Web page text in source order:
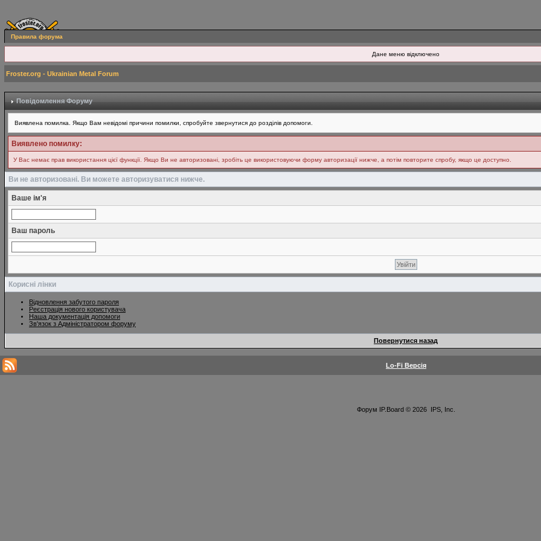
Правила форума
Дане меню відключено
Froster.org - Ukrainian Metal Forum
Повідомлення Форуму
Виявлена помилка. Якщо Вам невідомі причини помилки, спробуйте звернутися до розділів допомоги.
Виявлено помилку:
У Вас немає прав використання цієї функції. Якщо Ви не авторизовані, зробіть це використовуючи форму авторизації нижче, а потім повторите спробу, якщо це доступно.
Ви не авторизовані. Ви можете авторизуватися нижче.
Ваше ім'я
Ваш пароль
Корисні лінки
Відновлення забутого пароля
Реєстрація нового користувача
Наша документація допомоги
Зв'язок з Адміністратором форуму
Повернутися назад
Lo-Fi Версія
Форум IP.Board© 2026 IPS, Inc